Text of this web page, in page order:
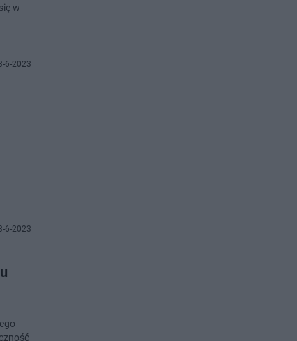
w
6-2023
6-2023